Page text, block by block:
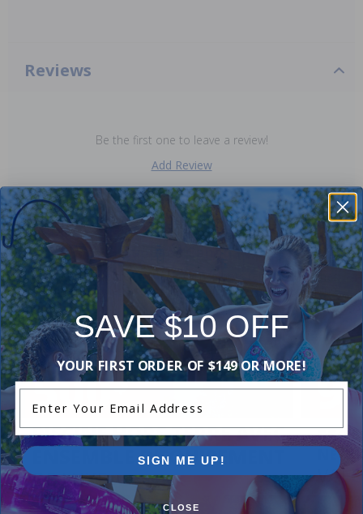
Reviews
Be the first one to leave a review!
Add Review
Soldes et promotions en cours chez Pool
Supplies Canada
Magasinez des offres sur les piscines hors terre, les piscines
semi-creusées, les ensembles de piscines creusées et plus
encore.
SAVE $10 OFF
YOUR FIRST ORDER OF $149 OR MORE!
SIGN ME UP!
CLOSE